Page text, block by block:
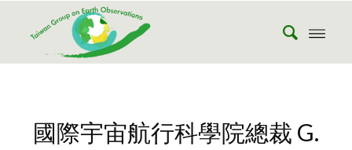
國際宇宙航行科學院總裁 G.